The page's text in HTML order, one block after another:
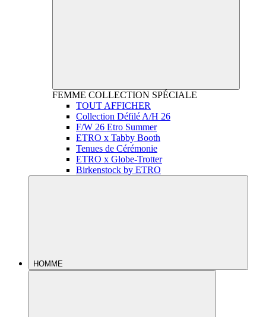
FEMME COLLECTION SPÉCIALE
TOUT AFFICHER
Collection Défilé A/H 26
F/W 26 Etro Summer
ETRO x Tabby Booth
Tenues de Cérémonie
ETRO x Globe-Trotter
Birkenstock by ETRO
HOMME